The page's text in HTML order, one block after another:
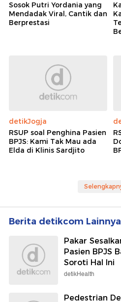
Sosok Putri Yordania yang
Mendadak Viral, Cantik dan
Berprestasi
detikJogja
RSUP soal Penghina Pasien
BPJS: Kami Tak Mau ada
Elda di Klinis Sardjito
Berita detikcom Lainnya
Pakar
Pasien BPJS
Soroti Hal Ini
detikHealth
Pedestrian